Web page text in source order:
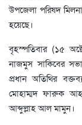
উপজেলা পরিষদ
হয়েছে।
বৃহস্পতিবার (১৫
নাজমুস সাকিবের
প্রধান অতিথির
মোহাম্মদ ফারুক
আব্দুল্লাহ আল মামুন।